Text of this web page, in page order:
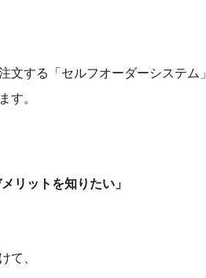
文する「セルフオーダーシステム
す。
リットを知りたい」
て、